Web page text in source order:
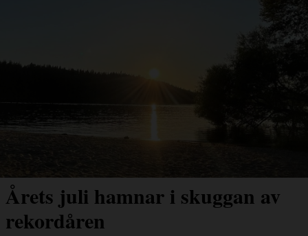
Årets juli hamnar i skuggan av
rekordåren